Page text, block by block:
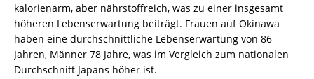
kalorienarm, aber nährstoffreich, was zu einer insgesamt
höheren Lebenserwartung beiträgt. Frauen auf Okinawa
haben eine durchschnittliche Lebenserwartung von 86
Jahren, Männer 78 Jahre, was im Vergleich zum nationalen
Durchschnitt Japans höher ist.